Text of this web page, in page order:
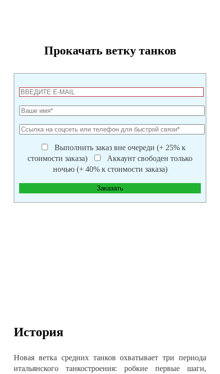
Прокачать ветку танков
Выполнить заказ вне очереди (+ 25% к
стоимости заказа)
Аккаунт свободен только
ночью (+ 40% к стоимости заказа)
История
Новая ветка средних танков охватывает три периода
итальянского танкостроения: робкие первые шаги,